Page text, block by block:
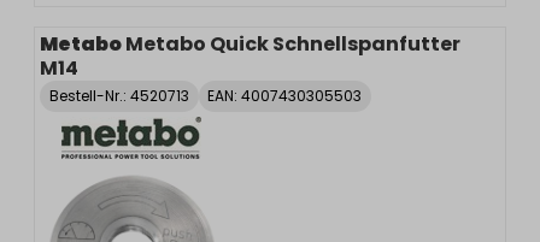
MetaboMetabo Quick Schnellspanfutter
M14
Bestell-Nr.: 4520713 EAN: 4007430305503